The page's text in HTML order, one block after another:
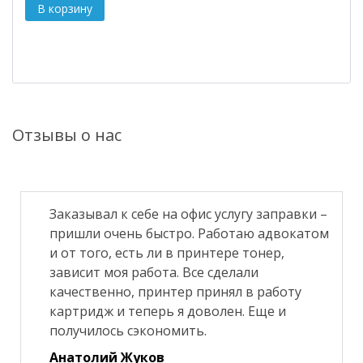
Отзывы о нас
Заказывал к себе на офис услугу заправки –
пришли очень быстро. Работаю адвокатом
и от того, есть ли в принтере тонер,
зависит моя работа. Все сделали
качественно, принтер принял в работу
картридж и теперь я доволен. Еще и
получилось сэкономить.
Анатолий Жуков